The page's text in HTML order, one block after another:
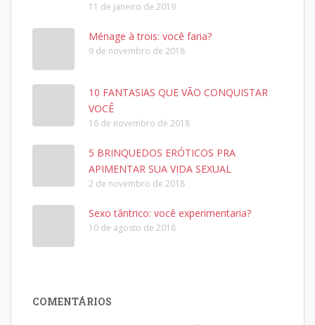
11 de janeiro de 2019
Ménage à trois: você faria?
9 de novembro de 2018
10 FANTASIAS QUE VÃO CONQUISTAR
VOCÊ
16 de novembro de 2018
5 BRINQUEDOS ERÓTICOS PRA
APIMENTAR SUA VIDA SEXUAL
2 de novembro de 2018
Sexo tântrico: você experimentaria?
10 de agosto de 2018
COMENTÁRIOS